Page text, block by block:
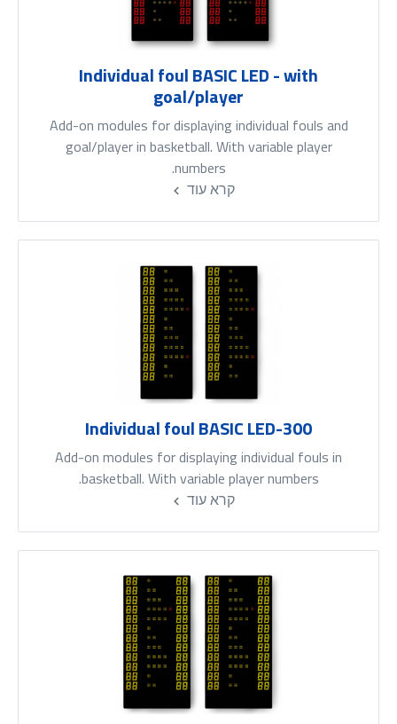
Individual foul BASIC LED - with
goal/player
Add-on modules for displaying individual fouls and
goal/player in basketball. With variable player
numbers.
קרא עוד
Individual foul BASIC LED-300
Add-on modules for displaying individual fouls in
basketball. With variable player numbers.
קרא עוד